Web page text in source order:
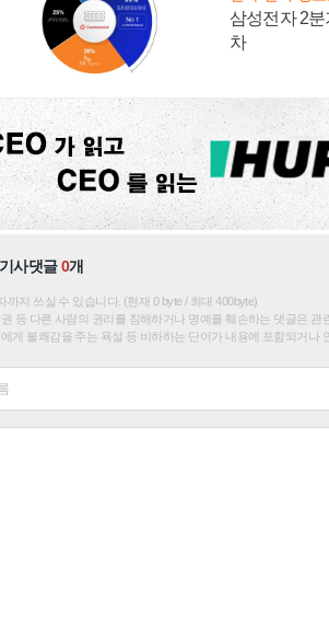
삼성전자 2
차
기사댓글0개
까지 쓰실 수 있습니다. (현재 0 byte / 최대 400byte)
등 다른 사람의 권리를 침해하거나 명예를 훼손하는 댓글은 관
게 불쾌감을 주는 욕설 등 비하하는 단어가 내용에 포함되거나